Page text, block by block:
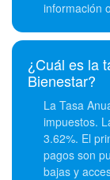
información
¿Cuál es la
Bienestar?
La Tasa
impuestos.
3.62%. El
pagos son
bajas y